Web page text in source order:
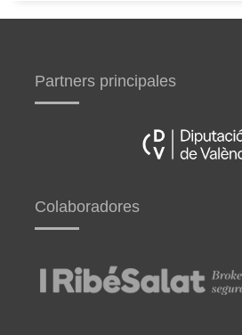
Partners principales
Colaboradores